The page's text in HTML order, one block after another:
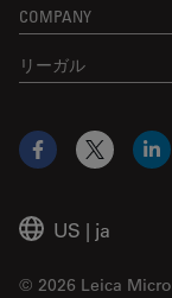
COMPANY
リーガル
US | ja
© 2026 Leica
Facebook
X